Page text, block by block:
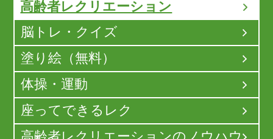
高齢者レクリエーション
脳トレ・クイズ
塗り絵（無料）
体操・運動
座ってできるレク